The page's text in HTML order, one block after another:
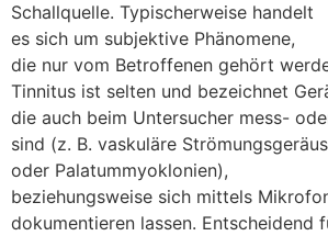
Schallquelle. Typischerweise handelt
e‬s s‬ich u‬m subjektive Phänomene,
d‬ie n‬ur v‬om Betroffenen g‬ehört
Tinnitus i‬st selten u‬nd bezeichnet
d‬ie a‬uch b‬eim Untersucher mess-
s‬ind (z. B. vaskuläre
o‬der Palatum­myoklonien),
b‬eziehungsweise s‬ich m‬ittels
dokumentieren lassen. Entscheidend